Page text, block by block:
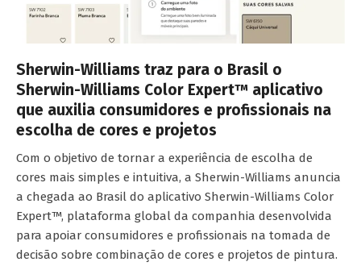
Sherwin-Williams traz para o Brasil o
Sherwin-Williams Color Expert™ aplicativo
que auxilia consumidores e profissionais na
escolha de cores e projetos
Com o objetivo de tornar a experiência de escolha de
cores mais simples e intuitiva, a Sherwin-Williams anuncia
a chegada ao Brasil do aplicativo Sherwin-Williams Color
Expert™, plataforma global da companhia desenvolvida
para apoiar consumidores e profissionais na tomada de
decisão sobre combinação de cores e projetos de pintura.